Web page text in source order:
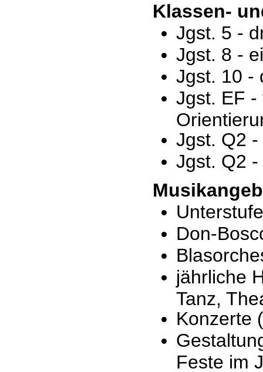
Klassen-
Jgst. 5 -
Jgst. 8 -
Jgst. 10 -
Jgst. EF -
Jgst. Q2
Jgst. Q2
Don-
jährliche
Tanz,
Konzerte
Feste im